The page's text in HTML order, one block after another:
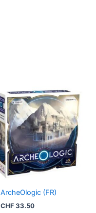
ArcheOlogic (FR)
CHF33.50